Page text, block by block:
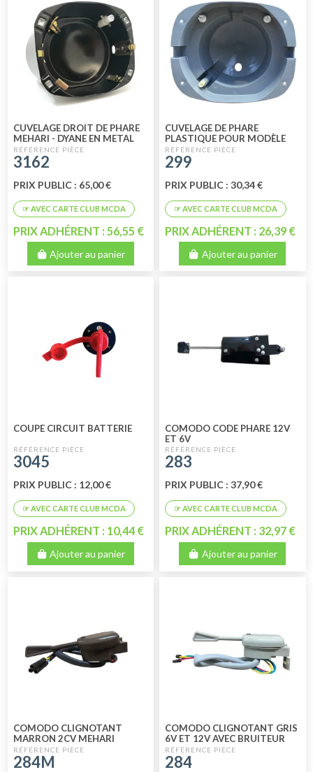
CUVELAGE DROIT DE PHARE
MEHARI - DYANE EN METAL
POUR OPTIQUE 2 PLOTS
CIBIE AM
3162
PRIX PUBLIC : 65,00 €
PRIX ADHÉRENT : 56,55 €
Ajouter au panier
CUVELAGE DE PHARE
PLASTIQUE POUR MODÈLE
CIBIE NM DROIT OU GAUCHE
299
PRIX PUBLIC : 30,34 €
PRIX ADHÉRENT : 26,39 €
Ajouter au panier
COUPE CIRCUIT BATTERIE
3045
PRIX PUBLIC : 12,00 €
PRIX ADHÉRENT : 10,44 €
Ajouter au panier
COMODO CODE PHARE 12V
ET 6V
283
PRIX PUBLIC : 37,90 €
PRIX ADHÉRENT : 32,97 €
Ajouter au panier
COMODO CLIGNOTANT
MARRON 2CV MEHARI
284M
COMODO CLIGNOTANT GRIS
6V ET 12V AVEC BRUITEUR
284